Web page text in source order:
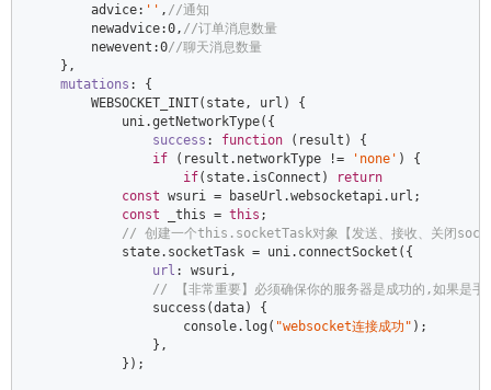
        advice:
'' , //通知
        newadvice:
0, //订单消息数量
        newevent:
0//聊天消息数量
    },
mutations : {
        WEBSOCKET_INIT(state, url) {
            uni.getNetworkType({
success : function ( result ) {
if (result.networkType != 'none' ) {
if(state.isConnect)
return
const wsuri = baseUrl.websocketapi.url;
const _this = this ;
// 创建一个this.socketTask对象【发送、接收、关闭
            state.socketTask = uni.connectSocket({
url : wsuri,
// 【非常重要】必须确保你的服务器是成功的,如果
                success(data) {
console.log( "websocket连接成功" );
                },
            });